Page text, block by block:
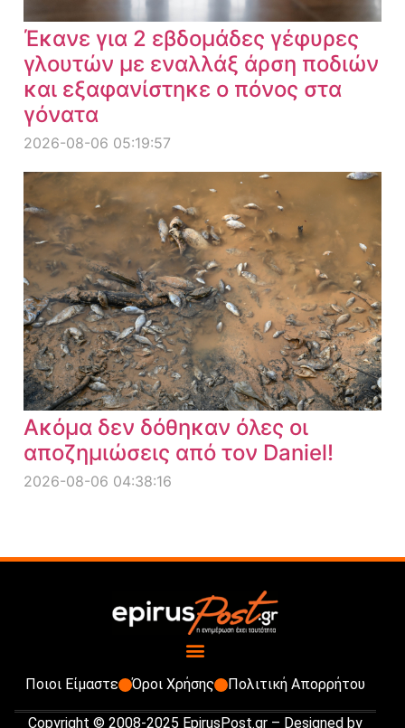
Έκανε για 2 εβδομάδες γέφυρες
γλουτών με εναλλάξ άρση ποδιών
και εξαφανίστηκε ο πόνος στα
γόνατα
2026-08-06 05:19:57
Ακόμα δεν δόθηκαν όλες οι
αποζημιώσεις από τον Daniel!
2026-08-06 04:38:16
Ποιοι Είμαστε Όροι Χρήσης Πολιτική Απορρήτου
Copyright © 2008-2025 EpirusPost.gr – Designed by